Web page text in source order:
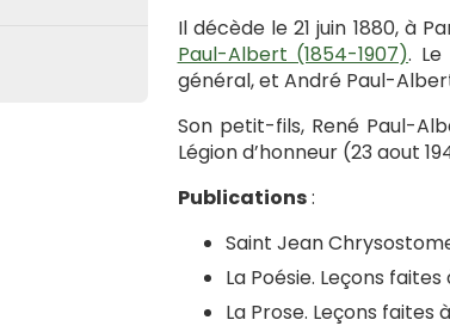
Il décède le 21 juin 1880, à
Paul-Albert (1854-1907).
général, et André Paul-
Son petit-fils, René Paul-
Légion d’honneur (23 aout
Publications:
Saint Jean
La Poésie. Leçons
La Prose. Leçons faites